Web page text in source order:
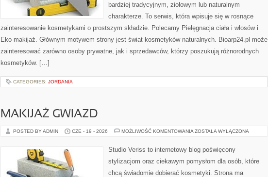
bardziej tradycyjnym, ziołowym lub naturalnym
charakterze. To serwis, która wpisuje się w rosnące
zainteresowanie kosmetykami o prostszym składzie. Polecamy Pielęgnacja ciała i włosów i
Eko-makijaż. Głównym motywem strony jest świat kosmetyków naturalnych. Bioarp24.pl może
zainteresować zarówno osoby prywatne, jak i sprzedawców, którzy poszukują różnorodnych
kosmetyków. […]
CATEGORIES: JORDANIA
MAKIJAŻ GWIAZD
POSTED BY ADMIN CZE - 19 - 2026 MOŻLIWOŚĆ KOMENTOWANIA MAKIJAŻ
ZOSTAŁA WYŁĄCZONA
Studio Veriss to internetowy blog poświęcony
stylizacjom oraz ciekawym pomysłom dla osób, które
chcą świadomie dobierać kosmetyki. Strona ma